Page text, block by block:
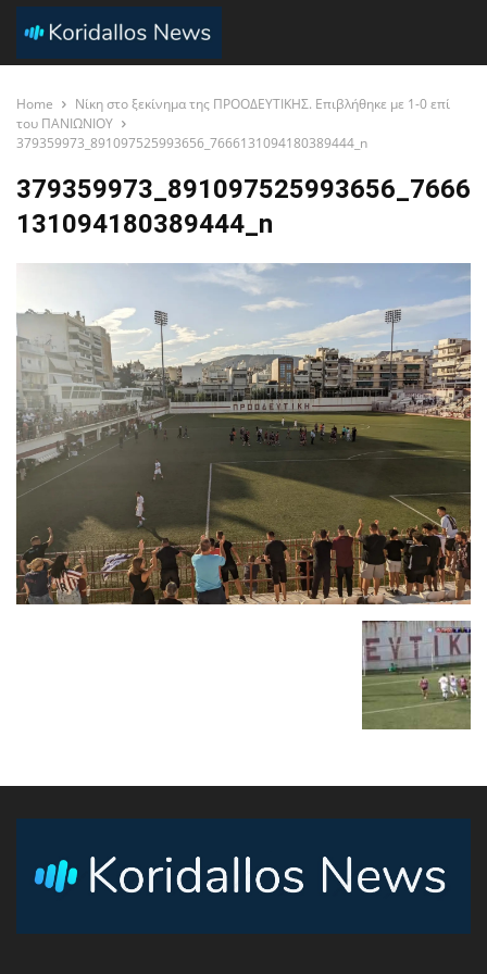
Home
Νίκη στο ξεκίνημα της ΠΡΟΟΔΕΥΤΙΚΗΣ. Επιβλήθηκε με 1-0 επί
του ΠΑΝΙΩΝΙΟΥ
379359973_891097525993656_7666131094180389444_n
379359973_891097525993656_7666
131094180389444_n